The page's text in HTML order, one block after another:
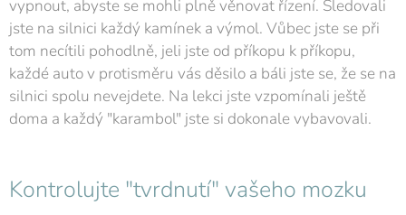
vypnout, abyste se mohli plně věnovat řízení. Sledovali
jste na silnici každý kamínek a výmol. Vůbec jste se při
tom necítili pohodlně, jeli jste od příkopu k příkopu,
každé auto v protisměru vás děsilo a báli jste se, že se na
silnici spolu nevejdete. Na lekci jste vzpomínali ještě
doma a každý "karambol" jste si dokonale vybavovali.
Kontrolujte "tvrdnutí" vašeho mozku